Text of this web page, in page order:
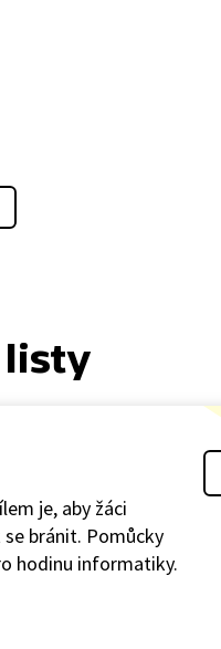
je, aby žáci
se bránit. Pomůcky
hodinu informatiky.